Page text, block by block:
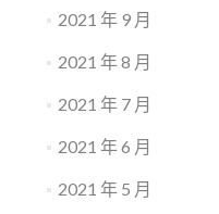
2021 年 9 月
2021 年 8 月
2021 年 7 月
2021 年 6 月
2021 年 5 月